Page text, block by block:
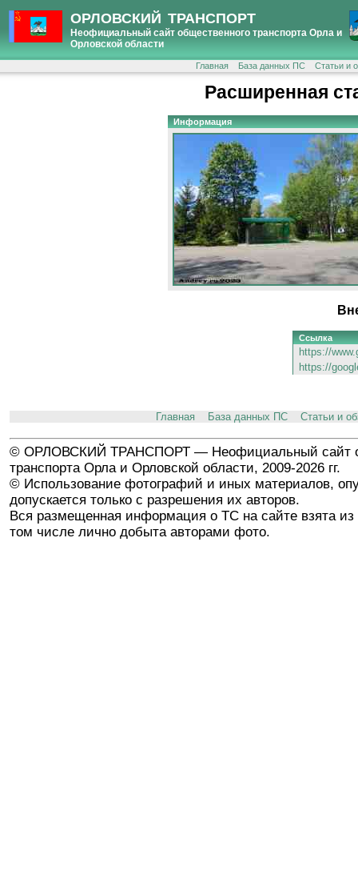
ОРЛОВСКИЙ ТРАНСПОРТ
Неофициальный сайт общественного транспорта Орла и
Орловской области
Главная База данных ПС Статьи и
Расширенная
Информация
Ссылка
https://
https://
Главная База данных ПС Статьи и
© ОРЛОВСКИЙ ТРАНСПОРТ — Неофициальный сайт
транспорта Орла и Орловской области, 2009-2026 гг.
© Использование фотографий и иных материалов,
допускается только с разрешения их авторов.
Вся размещенная информация о ТС на сайте взята из
том числе лично добыта авторами фото.